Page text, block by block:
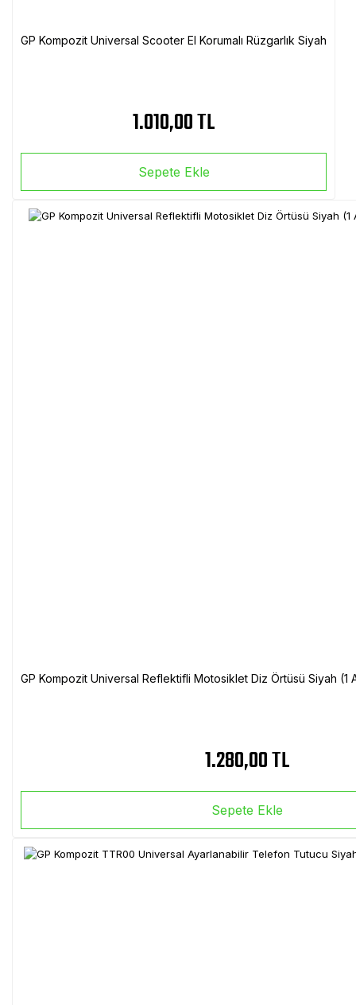
GP Kompozit Universal Scooter El Korumalı Rüzgarlık Siyah
1.010,00 TL
Sepete Ekle
GP Kompozit Universal Reflektifli Motosiklet Diz Örtüsü Siyah
1.280,00 TL
Sepete Ekle